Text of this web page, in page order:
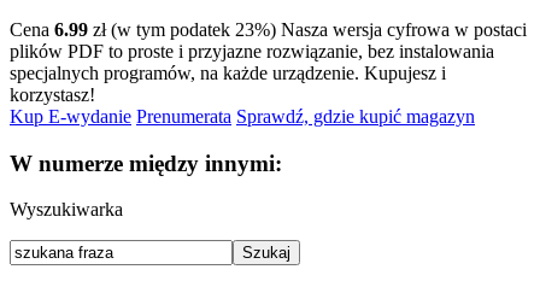
Cena 6.99 zł (w tym podatek 23%) Nasza wersja cyfrowa w postaci
plików PDF to proste i przyjazne rozwiązanie, bez instalowania
specjalnych programów, na każde urządzenie. Kupujesz i
korzystasz!
Kup E-wydanie Prenumerata Sprawdź, gdzie kupić magazyn
W numerze między innymi:
Wyszukiwarka